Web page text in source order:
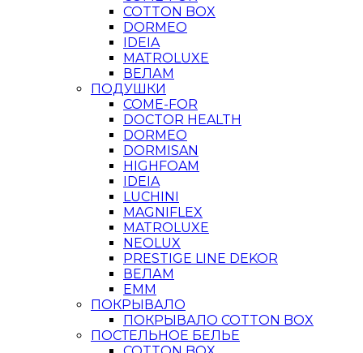
COTTON BOX
DORMEO
IDEIA
MATROLUXE
ВЕЛАМ
ПОДУШКИ
COME-FOR
DOCTOR HEALTH
DORMEO
DORMISAN
HIGHFOAM
IDEIA
LUCHINI
MAGNIFLEX
MATROLUXE
NEOLUX
PRESTIGE LINE DEKOR
ВЕЛАМ
ЕММ
ПОКРЫВАЛО
ПОКРЫВАЛО COTTON BOX
ПОСТЕЛЬНОЕ БЕЛЬЕ